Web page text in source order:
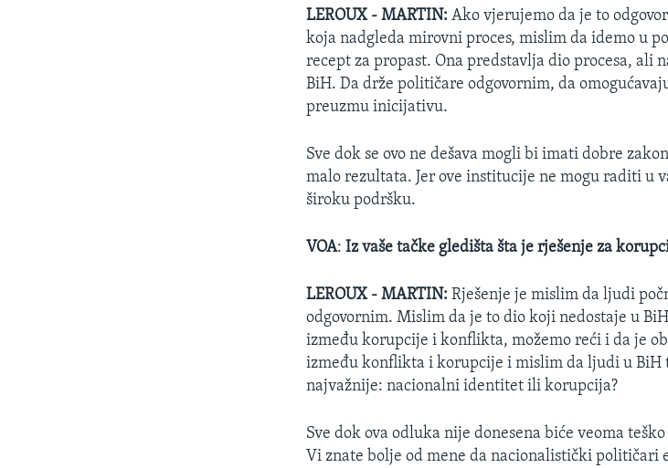
LEROUX - MARTIN: Ako vjerujemo da je to
koja nadgleda mirovni proces, mislim da idemo u
recept za propast. Ona predstavlja dio procesa,
BiH. Da drže političare odgovornim, da
preuzmu inicijativu.
Sve dok se ovo ne dešava mogli bi imati dobre
malo rezultata. Jer ove institucije ne mogu raditi u
široku podršku.
VOA:Iz vaše tačke gledišta šta je rješenje za
LEROUX - MARTIN: Rješenje je mislim da ljudi
odgovornim. Mislim da je to dio koji nedostaje u
između korupcije i konflikta, možemo reći i da je
između konflikta i korupcije i mislim da ljudi u BiH
najvažnije: nacionalni identitet ili korupcija?
Sve dok ova odluka nije donesena biće veoma
Vi znate bolje od mene da nacionalistički političari